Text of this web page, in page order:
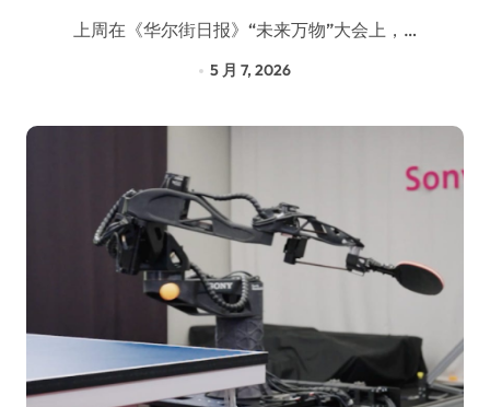
上周在《华尔街日报》“未来万物”大会上，…
5 月 7, 2026